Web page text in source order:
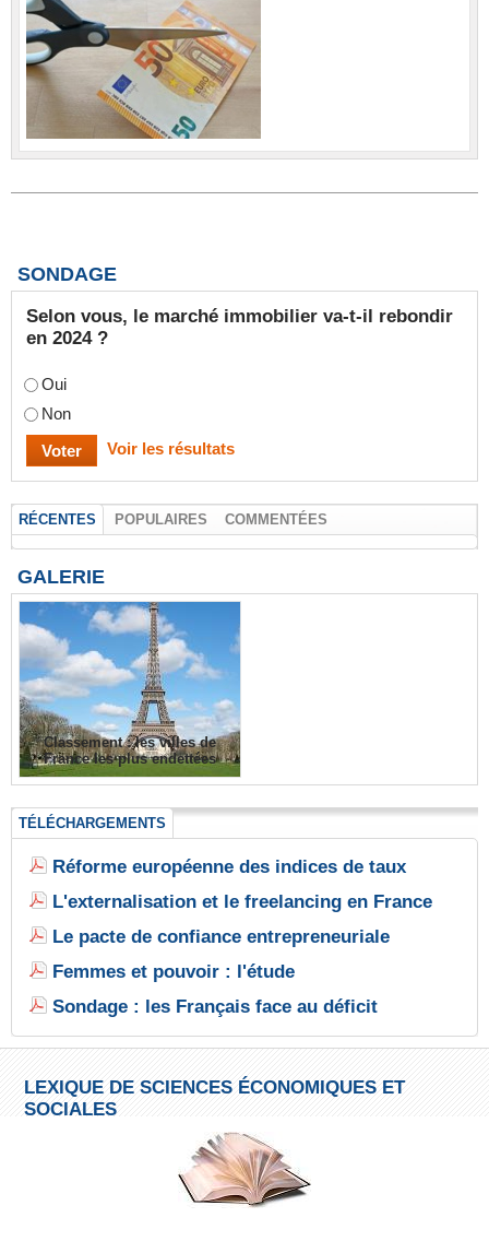
SONDAGE
Selon vous, le marché immobilier va-t-il rebondir
en 2024 ?
Oui
Non
Voir les résultats
RÉCENTES POPULAIRES COMMENTÉES
GALERIE
Classement : les villes de
France les plus endettées
TÉLÉCHARGEMENTS
Réforme européenne des indices de taux
L'externalisation et le freelancing en France
Le pacte de confiance entrepreneuriale
Femmes et pouvoir : l'étude
Sondage : les Français face au déficit
LEXIQUE DE SCIENCES ÉCONOMIQUES ET
SOCIALES